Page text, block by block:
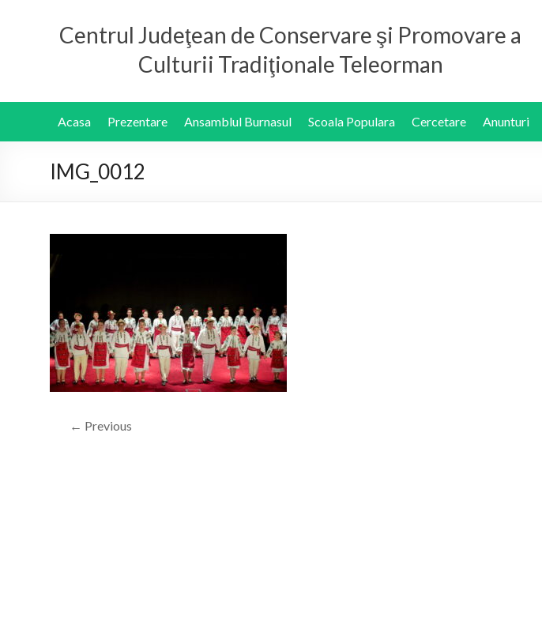
Centrul Judeţean de Conservare şi Promovare a
Culturii Tradiţionale Teleorman
Acasa Prezentare Ansamblul Burnasul Scoala Populara Cercetare Anunturi
IMG_0012
← Previous